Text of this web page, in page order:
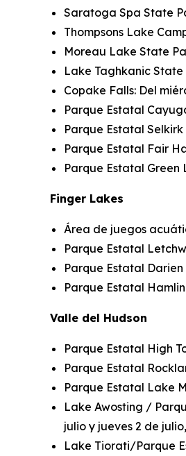
Saratoga Spa State
Thompsons Lake
Moreau Lake State
Lake Taghkanic State
Copake Falls: Del
Parque Estatal
Parque Estatal Selkirk
Parque Estatal Fair
Parque Estatal Green
Finger Lakes
Área de juegos
Parque Estatal
Parque Estatal Darien
Parque Estatal
Valle del Hudson
Parque Estatal High
Parque Estatal
Parque Estatal Lake
Lake Awosting /
julio y jueves 2 de
Lake Tiorati/Parque